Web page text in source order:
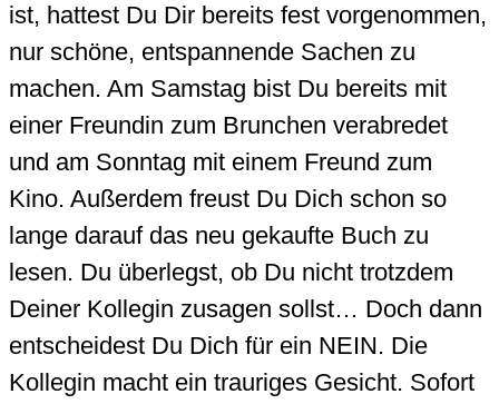
ist, hattest Du Dir bereits fest vorgenommen,
nur schöne, entspannende Sachen zu
machen. Am Samstag bist Du bereits mit
einer Freundin zum Brunchen verabredet
und am Sonntag mit einem Freund zum
Kino. Außerdem freust Du Dich schon so
lange darauf das neu gekaufte Buch zu
lesen. Du überlegst, ob Du nicht trotzdem
Deiner Kollegin zusagen sollst… Doch dann
entscheidest Du Dich für ein NEIN. Die
Kollegin macht ein trauriges Gesicht. Sofort